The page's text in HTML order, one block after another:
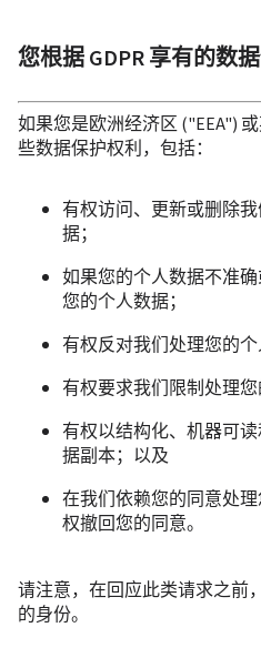
您根据 GDPR 享有的数
如果您是欧洲经济区 ("EEA")
些数据保护权利，包括：
有权访问、更新或删除
据；
如果您的个人数据不准
您的个人数据；
有权反对我们处理您的个
有权要求我们限制处理您
有权以结构化、机器可
据副本；以及
在我们依赖您的同意处
权撤回您的同意。
请注意，在回应此类请求之前
的身份。